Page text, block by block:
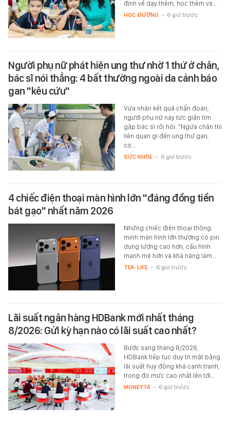
định về dạy thêm, học thêm và…
HỌC ĐƯỜNG - 6 giờ trước
Người phụ nữ phát hiện ung thư nhờ 1 thứ ở chân,
bác sĩ nói thẳng: 4 bất thường ngoài da cảnh báo
gan "kêu cứu"
Vừa nhận kết quả chẩn đoán,
người phụ nữ này tức giận tìm
gặp bác sĩ rồi hỏi: "Ngứa chân thì
liên quan gì đến ung thư gan,
có…
SỨC KHỎE - 6 giờ trước
4 chiếc điện thoại màn hình lớn "đáng đồng tiền
bát gạo" nhất năm 2026
Những chiếc điện thoại thông
minh màn hình lớn thường có pin
dung lượng cao hơn, cấu hình
mạnh mẽ hơn và khả năng làm…
TEK-LIFE - 6 giờ trước
Lãi suất ngân hàng HDBank mới nhất tháng
8/2026: Gửi kỳ hạn nào có lãi suất cao nhất?
Bước sang tháng 8/2026,
HDBank tiếp tục duy trì mặt bằng
lãi suất huy động khá cạnh tranh,
trong đó mức cao nhất lên tới…
MONEY.14 - 6 giờ trước